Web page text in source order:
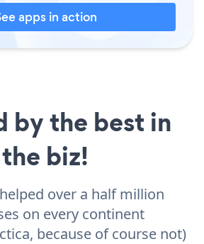
apps in action
by the best in
the biz!
over a half million
on every continent
because of course not)